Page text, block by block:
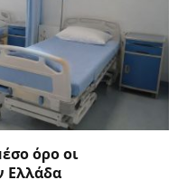
όρο οι
Ελλάδα